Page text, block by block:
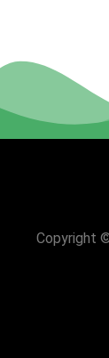
Copyright